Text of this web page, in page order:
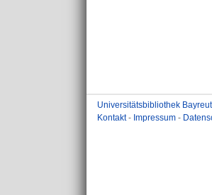
Universitätsbibliothek
Kontakt- Impressum -